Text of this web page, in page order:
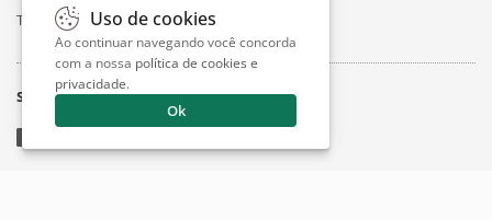
Termos
Siga
Uso de cookies
Ao continuar navegando você concorda
com a nossa política de cookies e
privacidade.
Ok